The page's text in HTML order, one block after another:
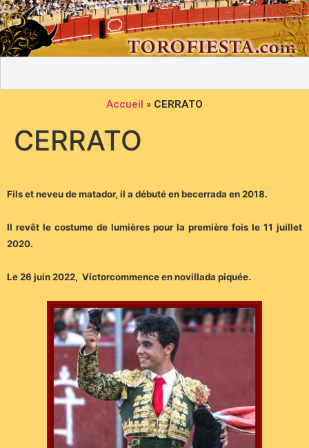
Accueil » CERRATO
CERRATO
Fils et neveu de matador, il a débuté en becerrada en 2018.
Il revêt le costume de lumières pour la première fois le 11 juillet
2020.
Le 26 juin 2022, Víctorcommence en novillada piquée.